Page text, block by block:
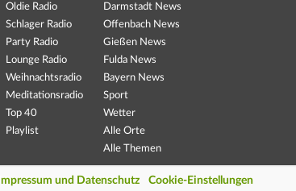
Oldie Radio
Schlager Radio
Party Radio
Lounge Radio
Weihnachtsradio
Meditationsradio
Top 40
Playlist
Darmstadt News
Offenbach News
Gießen News
Fulda News
Bayern News
Sport
Wetter
Alle Orte
Alle Themen
Impressum und Datenschutz Cookie-Einstellungen